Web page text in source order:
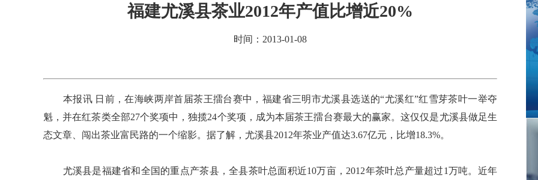
福建尤溪县茶业2012年产值比增近20%
时间：2013-01-08
本报讯 日前，在海峡两岸首届茶王擂台赛中，福建省三明市尤溪县选送的“尤溪红”红雪芽茶叶一举夺
魁，并在红茶类全部27个奖项中，独揽24个奖项，成为本届茶王擂台赛最大的赢家。这仅仅是尤溪县做足生
态文章、闯出茶业富民路的一个缩影。据了解，尤溪县2012年茶业产值达3.67亿元，比增18.3%。
尤溪县是福建省和全国的重点产茶县，全县茶叶总面积近10万亩，2012年茶叶总产量超过1万吨。近年